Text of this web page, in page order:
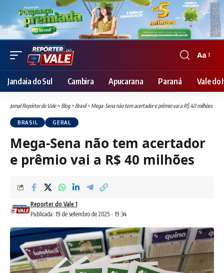
Font
Resizer
Aa
Jandaia do Sul Cambira Apucarana Paraná Vale do
Jornal Repórter do Vale> Blog> Brasil> Mega-Sena não tem acertador e prêmio vai a R$ 40 milhões
BRASIL GERAL
Mega-Sena não tem acertador
e prêmio vai a R$ 40 milhões
Publicada: 19 de setembro de 2025 - 19:34
Reporter do Vale 1